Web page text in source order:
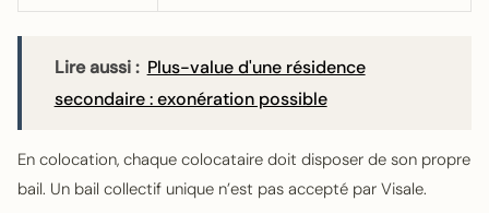
Lire aussi : Plus-value d'une résidence
secondaire : exonération possible
En colocation, chaque colocataire doit disposer de son propre
bail. Un bail collectif unique n’est pas accepté par Visale.